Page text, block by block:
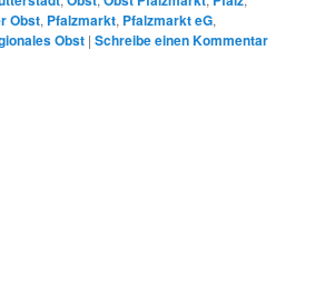
Obst, Pfalzmarkt, Pfalzmarkt eG,
Obst |Schreibe einen Kommentar